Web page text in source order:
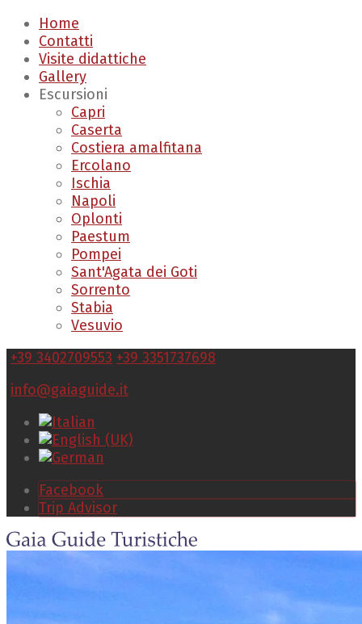
Home
Contatti
Visite didattiche
Gallery
Escursioni
Capri
Caserta
Costiera amalfitana
Ercolano
Ischia
Napoli
Oplonti
Paestum
Pompei
Sant'Agata dei Goti
Sorrento
Stabia
Vesuvio
+39 3402709553 +39 3351737698
info@gaiaguide.it
Facebook
Trip Advisor